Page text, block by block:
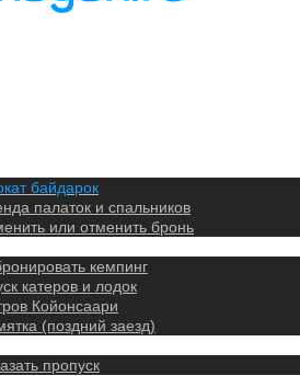
байдарок
палаток и спальников
или отменить бронь
кемпинг
катеров и лодок
Койонсаари
(поздний заезд)
пропуск